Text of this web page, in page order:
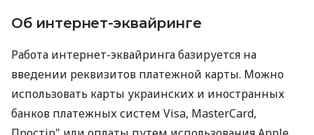
Об интернет-эквайринге
Работа интернет-эквайринга базируется на
введении реквизитов платежной карты. Можно
использовать карты украинских и иностранных
банков платежных систем Visa, MasterCard,